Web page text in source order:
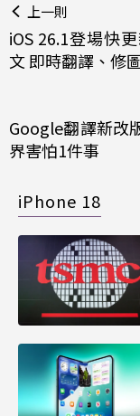
上一則
iOS 26.1登場快
文 即時翻譯、修
Google翻譯新改
界害怕1件事
iPhone 18